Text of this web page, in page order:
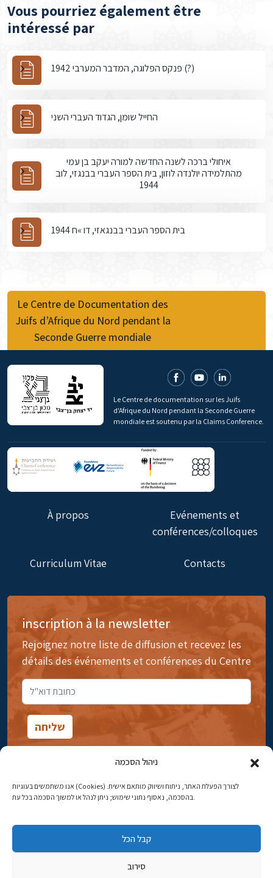
ניהול הסכמה
אנו משתמשים בעוגיות (Cookies) לצורך הפעלת האתר, ניתוח ושיווק מותאם אישית.
בהסכמה, נאסוף נתוני שימוש; ניתן לנהל או למשוך הסכמה בכל עת.
קבל הכל
סירוב
Vous pourriez également être
intéressé par
פנקס הפלוגה, המדבר המערבי 1942 (?)
החייל שומן, הגדוד העברי השני
איחולי ברכה לשנה החדשה למורה יעקב בן עמי
מהתלמידה יולנדה לוזון, בית הספר העברי בבנגזי, לוב
1944
בית הספר העברי בבנגאזי, דו »ח 1944
Le Centre de Documentation des
Juifs d’Afrique du Nord pendant la
Seconde Guerre mondiale
Le Centre de documentation sur les Juifs
d'Afrique du Nord pendant la Seconde Guerre
mondiale est soutenu par la Claims Conference.
À propos
Evénements et
conférences/colloques
Curriculum Vitae Contacts
inscription à la newsletter
Rejoignez notre liste de diffusion et recevez les
détails des événements et conférences du Centre
14rue Ibn Gavirol, Rehavia, Jérusalem
Adresse électronique:najww2@ybz.org.il